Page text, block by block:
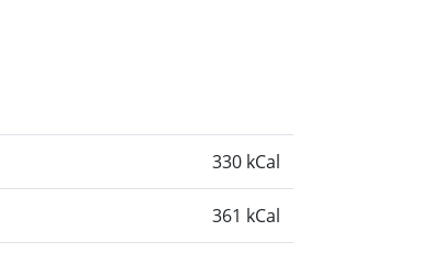
330 kCal
361 kCal